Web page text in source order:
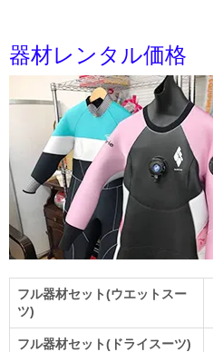
器材レンタル価格
フル器材セット(ウエットスー
ツ)
フル器材セット(ドライスーツ)